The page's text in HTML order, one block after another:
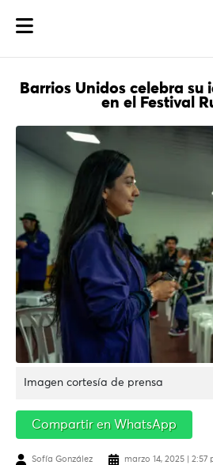
Barrios Unidos celebra su
en el Festival
Imagen cortesía de prensa
Compartir en WhatsApp
Sofía González marzo 14, 2025 | 2:57